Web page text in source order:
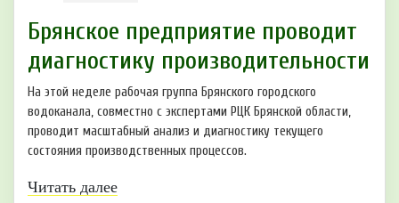
Брянское предприятие проводит
диагностику производительности
На этой неделе рабочая группа Брянского городского
водоканала, совместно с экспертами РЦК Брянской области,
проводит масштабный анализ и диагностику текущего
состояния производственных процессов.
Читать далее